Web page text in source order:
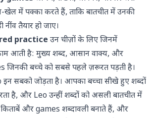
खेल में पक्का करते हैं, ताकि बातचीत में उनकी
तैयार हो जाए।
practice उन चीज़ों के लिए जिनमें
आती है: मुख्य शब्द, आसान वाक्य, और
जिनकी बच्चे को सबसे पहले ज़रूरत पड़ती है।
इन सबको जोड़ता है। आपका बच्चा सीखे हुए शब्दों
है, और Leo उन्हीं शब्दों को असली बातचीत में
किताबें और games शब्दावली बनाते हैं, और